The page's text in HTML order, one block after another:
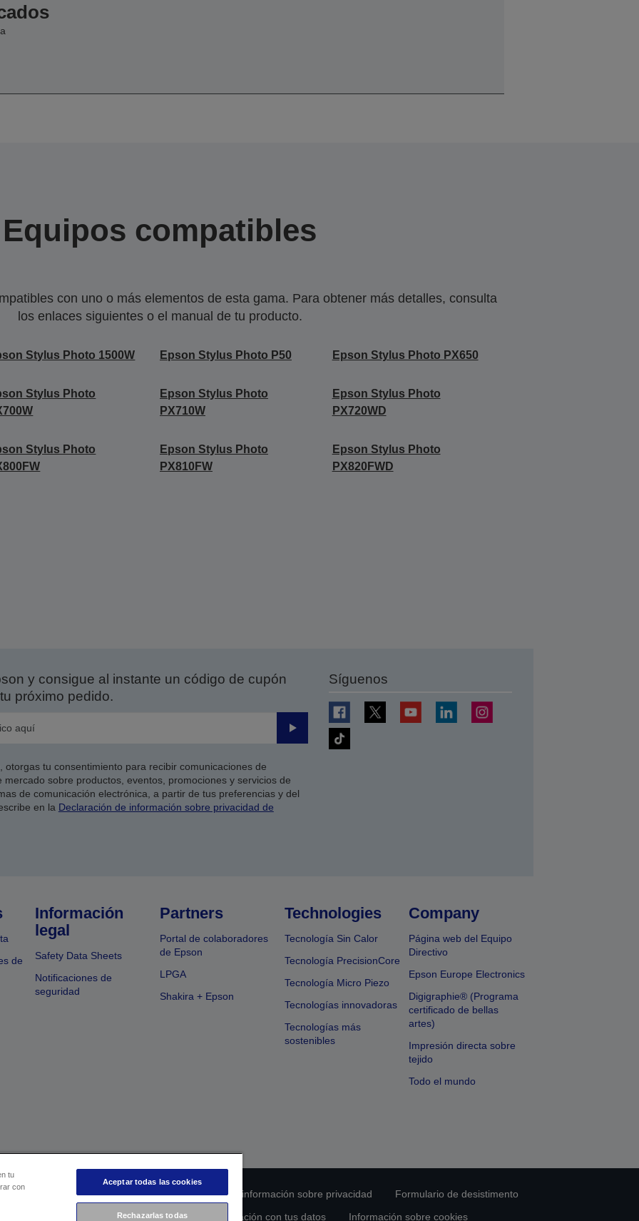
Equipos compatibles
con uno o más elementos de esta gama. Para obtener más detalles, consulta
los enlaces siguientes o el manual de tu producto.
Stylus Photo 1500W Epson Stylus Photo P50 Epson Stylus Photo PX650
Stylus Photo
Epson Stylus Photo
PX710W
Epson Stylus Photo
PX720WD
Stylus Photo
Epson Stylus Photo
PX810FW
Epson Stylus Photo
PX820FWD
y consigue al instante un código de cupón
próximo pedido.
Enviar
tu consentimiento para recibir comunicaciones de
sobre productos, eventos, promociones y servicios de
de comunicación electrónica, a partir de tus preferencias y del
en la Declaración de información sobre privacidad de
Síguenos
de
Información
legal
Safety Data Sheets
Notificaciones de
seguridad
Partners
Portal de colaboradores
de Epson
LPGA
Shakira + Epson
Technologies
Tecnología Sin Calor
Tecnología PrecisionCore
Tecnología Micro Piezo
Tecnologías innovadoras
Tecnologías más
sostenibles
Company
Página web del Equipo
Directivo
Epson Europe Electronics
Digigraphie® (Programa
certificado de bellas
artes)
Impresión directa sobre
tejido
Todo el mundo
cumplimiento de los productos Declaración de información sobre privacidad
Formulario de desistimento
Ponte en contacto con nosotros en relación con tus datos Información sobre cookies
tu
con
Aceptar todas las cookies
Rechazarlas todas